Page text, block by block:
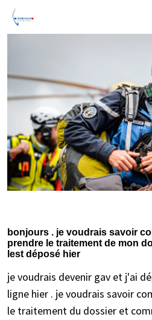
bonjours . je voudrais savoir
prendre le traitement de mon
lest déposé hier
je voudrais devenir gav et j'ai
ligne hier . je voudrais savoir
le traitement du dossier et